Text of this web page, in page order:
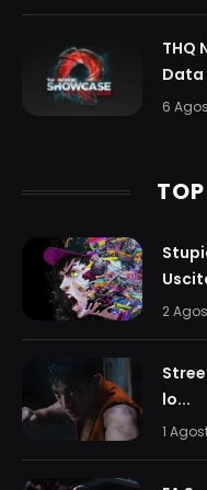
THQ
Data
6
TOP
2
lo...
1